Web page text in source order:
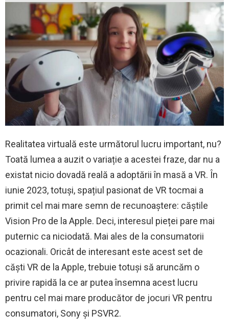
Realitatea virtuală este următorul lucru important, nu?
Toată lumea a auzit o variație a acestei fraze, dar nu a
existat nicio dovadă reală a adoptării în masă a VR. În
iunie 2023, totuși, spațiul pasionat de VR tocmai a
primit cel mai mare semn de recunoaștere: căștile
Vision Pro de la Apple. Deci, interesul pieței pare mai
puternic ca niciodată. Mai ales de la consumatorii
ocazionali. Oricât de interesant este acest set de
căști VR de la Apple, trebuie totuși să aruncăm o
privire rapidă la ce ar putea însemna acest lucru
pentru cel mai mare producător de jocuri VR pentru
consumatori, Sony și PSVR2.